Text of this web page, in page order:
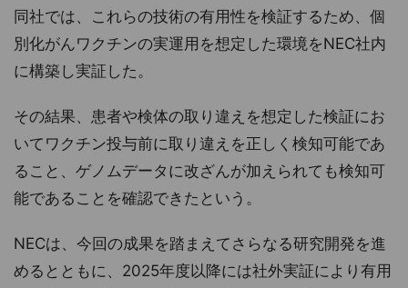
同社では、これらの技術の有用性を検証するため、個
別化がんワクチンの実運用を想定した環境をNEC社内
に構築し実証した。
その結果、患者や検体の取り違えを想定した検証にお
いてワクチン投与前に取り違えを正しく検知可能であ
ること、ゲノムデータに改ざんが加えられても検知可
能であることを確認できたという。
NECは、今回の成果を踏まえてさらなる研究開発を進
めるとともに、2025年度以降には社外実証により有用